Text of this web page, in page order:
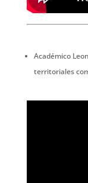
Académico
territoriales